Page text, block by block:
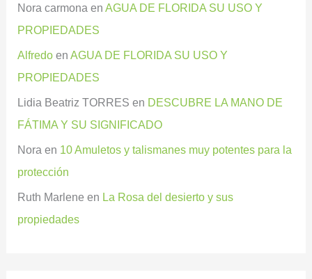
Nora carmona enAGUA DE FLORIDA SU USO Y
PROPIEDADES
Alfredo enAGUA DE FLORIDA SU USO Y
PROPIEDADES
Lidia Beatriz TORRES en DESCUBRE LA MANO DE
FÁTIMA Y SU SIGNIFICADO
Nora en 10 Amuletos y talismanes muy potentes para la
protección
Ruth Marlene en La Rosa del desierto y sus
propiedades